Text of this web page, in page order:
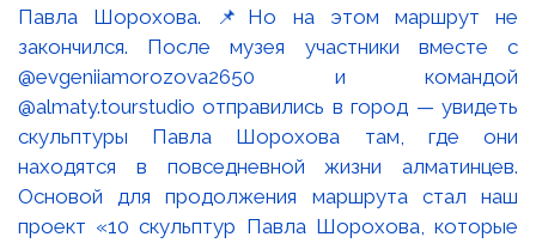
Павла Шорохова. 📌Но на этом маршрут не
закончился. После музея участники вместе с
@evgeniiamorozova2650 и командой
@almaty.tourstudio отправились в город — увидеть
скульптуры Павла Шорохова там, где они
находятся в повседневной жизни алматинцев.
Основой для продолжения маршрута стал наш
проект «10 скульптур Павла Шорохова, которые